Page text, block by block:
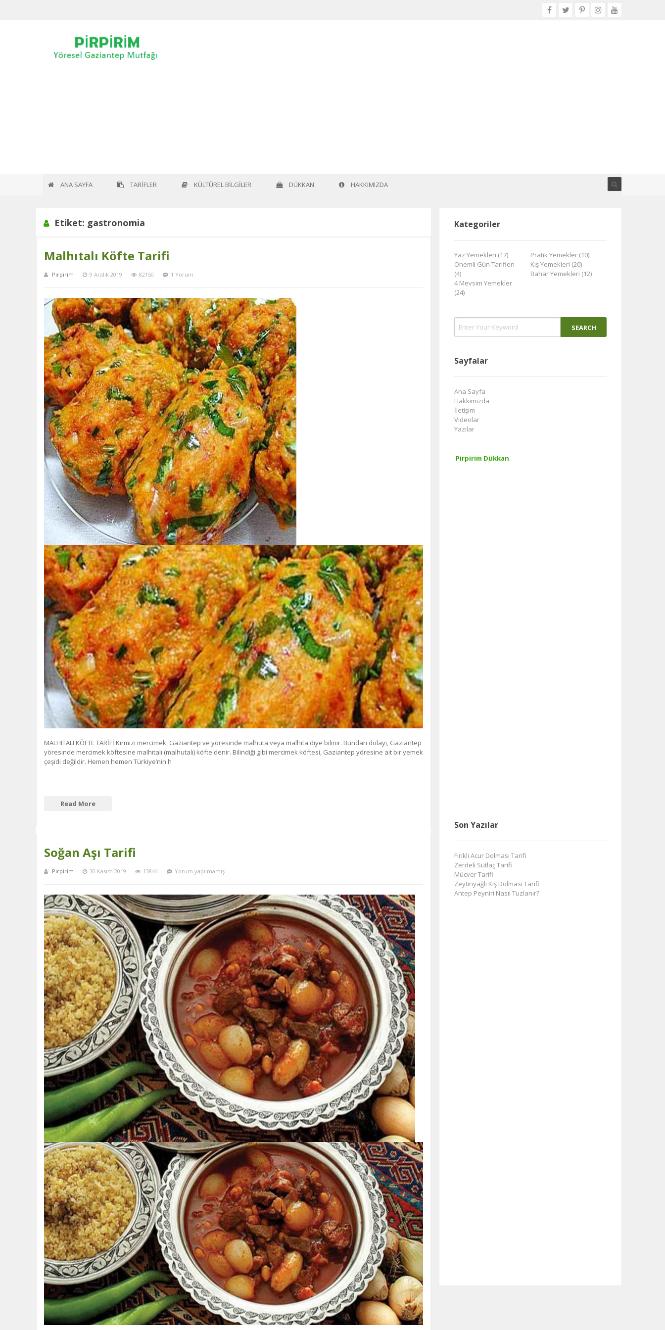
ANA SAYFA TARİFLER KÜLTÜREL BILGILER DÜKKAN HAKKIMIZDA
Home Etiket: gastronomia
Etiket: gastronomia
Malhıtalı Köfte Tarifi
Pirpirim 9 Aralık 2019 82150 1 Yorum
MALHITALI KÖFTE TARİFİ Kırmızı mercimek, Gaziantep ve yöresinde malhuta veya malhıta diye bilinir. Bundan dolayı, Gaziantep
yöresinde mercimek köftesine malhıtalı (malhutalı) köfte denir. Bilindiği gibi mercimek köftesi, Gaziantep yöresine ait bir yemek
çeşidi değildir. Hemen hemen Türkiye’nin h
Read More
Soğan Aşı Tarifi
Pirpirim 30 Kasım 2019 13844 Yorum yapılmamış
Kategoriler
Yaz Yemekleri (17)
Pratik Yemekler (10)
Önemli Gün Tarifleri
(4)
Kış Yemekleri (20)
Bahar Yemekleri (12)
4 Mevsim Yemekler
(24)
Sayfalar
Ana Sayfa
Hakkımızda
İletişim
Videolar
Yazılar
Pirpirim Dükkan
Son Yazılar
Firikli Acur Dolması Tarifi
Zerdeli Sütlaç Tarifi
Mücver Tarifi
Zeytinyağlı Kış Dolması Tarifi
Antep Peyniri Nasıl Tuzlanır?